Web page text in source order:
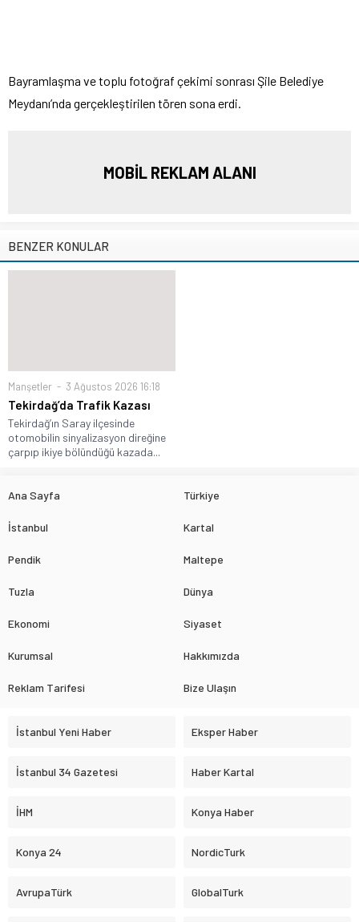
Bayramlaşma ve toplu fotoğraf çekimi sonrası Şile Belediye
Meydanı’nda gerçekleştirilen tören sona erdi.
MOBİL REKLAM ALANI
BENZER KONULAR
Manşetler 3 Ağustos 2026 16:18
Tekirdağ’da Trafik Kazası
Tekirdağ’ın Saray ilçesinde
otomobilin sinyalizasyon direğine
çarpıp ikiye bölündüğü kazada...
Ana Sayfa Türkiye
İstanbul Kartal
Pendik Maltepe
Tuzla Dünya
Ekonomi Siyaset
Kurumsal Hakkımızda
Reklam Tarifesi Bize Ulaşın
İstanbul Yeni Haber Eksper Haber
İstanbul 34 Gazetesi Haber Kartal
İHM Konya Haber
Konya 24 NordicTurk
AvrupaTürk GlobalTurk